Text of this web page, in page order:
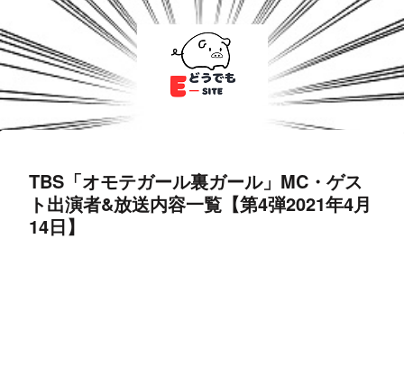
TBS「オモテガール裏ガール」MC・ゲス
ト出演者&放送内容一覧【第4弾2021年4月
14日】